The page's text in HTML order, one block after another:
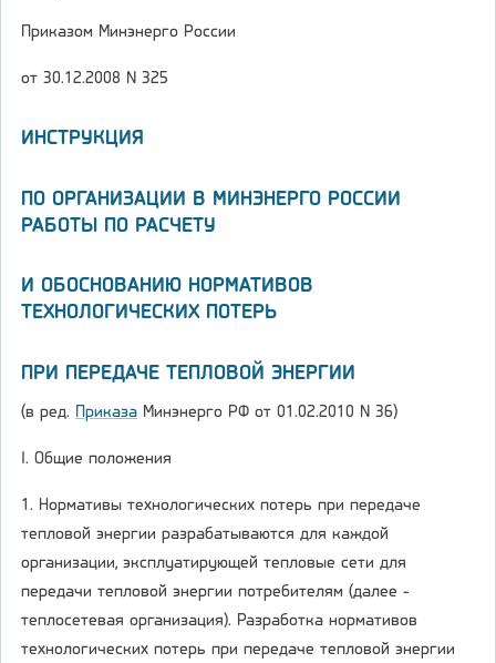
Приказом Минэнерго России
от 30.12.2008 N 325
ИНСТРУКЦИЯ
ПО ОРГАНИЗАЦИИ В МИНЭНЕРГО РОССИИ
РАБОТЫ ПО РАСЧЕТУ
И ОБОСНОВАНИЮ НОРМАТИВОВ
ТЕХНОЛОГИЧЕСКИХ ПОТЕРЬ
ПРИ ПЕРЕДАЧЕ ТЕПЛОВОЙ ЭНЕРГИИ
(в ред. Приказа Минэнерго РФ от 01.02.2010 N 36)
I. Общие положения
1. Нормативы технологических потерь при передаче
тепловой энергии разрабатываются для каждой
организации, эксплуатирующей тепловые сети для
передачи тепловой энергии потребителям (далее -
теплосетевая организация). Разработка нормативов
технологических потерь при передаче тепловой энергии